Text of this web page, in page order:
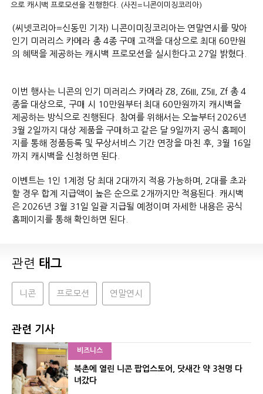
으로 캐시백 프로모션을 진행한다. (사진=니콘이미징코리아)
(씨넷코리아=신동민 기자) 니콘이미징코리아는 연말연시를 맞아
인기 미러리스 카메라 총 4종 구매 고객을 대상으로 최대 60만원
의 혜택을 제공하는 캐시백 프로모션을 실시한다고 27일 밝혔다.
이번 행사는 니콘의 인기 미러리스 카메라 Z8, Z6III, Z5II, Zf 총 4
종을 대상으로, 구매 시 10만원부터 최대 60만원까지 캐시백을
제공하는 방식으로 진행된다. 참여를 위해서는 오늘부터 2026년
3월 2일까지 대상 제품을 구매하고 같은 달 9일까지 공식 홈페이
지를 통해 정품등록 및 무상서비스 기간 연장을 마친 후, 3월 16일
까지 캐시백을 신청하면 된다.
이벤트는 1인 1계정 당 최대 2대까지 적용 가능하며, 2대를 초과
할 경우 합계 지급액이 높은 순으로 2개까지만 적용된다. 캐시백
은 2026년 3월 31일 일괄 지급될 예정이며 자세한 내용은 공식
홈페이지를 통해 확인하면 된다.
관련 태그
니콘 프로모션 연말연시
관련 기사
비즈니스
북촌에 열린 니콘 팝업스토어, 닷새간 약 3천명 다
녀갔다